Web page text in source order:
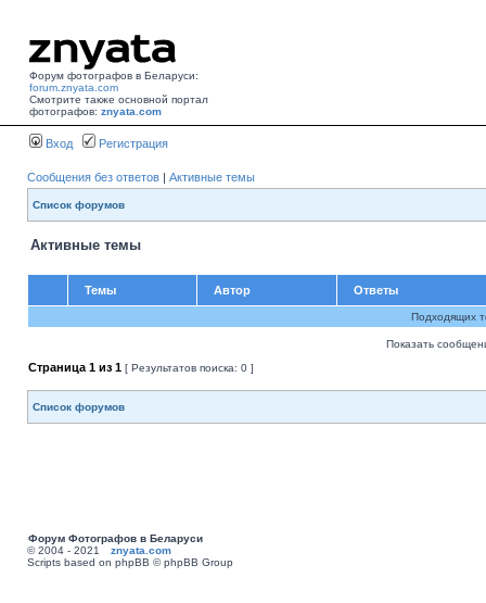
Форум фотографов в Беларуси:
forum.znyata.com
Смотрите также основной портал
фотографов: znyata.com
Вход Регистрация
Сообщения без ответов | Активные темы
Список форумов
Активные темы
Темы Автор Ответы
Подходящих
Показать
Страница 1 из 1 [ Результатов поиска: 0 ]
Список форумов
Форум Фотографов в Беларуси
© 2004 - 2021 znyata.com
Scripts based on phpBB © phpBB Group